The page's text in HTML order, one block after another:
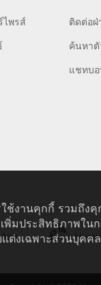
ไพรส์ ติดต่อฝ่
ค้นหา
แชทบ
ใช้งานคุกกี้ รวมถึ
พิ่มประสิทธิภาพใน
ต่งเฉพาะส่วนบุคคล